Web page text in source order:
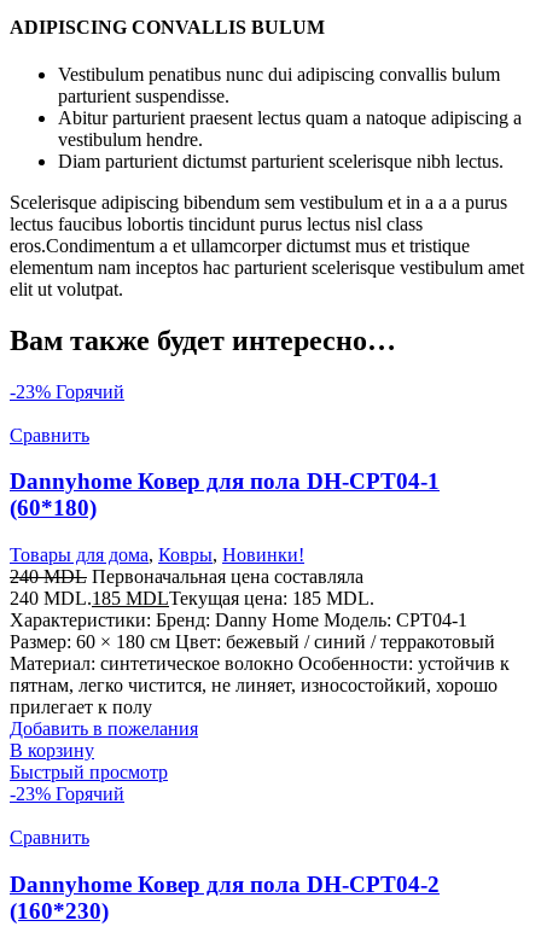
ADIPISCING CONVALLIS BULUM
Vestibulum penatibus nunc dui adipiscing convallis bulum
parturient suspendisse.
Abitur parturient praesent lectus quam a natoque adipiscing a
vestibulum hendre.
Diam parturient dictumst parturient scelerisque nibh lectus.
Scelerisque adipiscing bibendum sem vestibulum et in a a a purus
lectus faucibus lobortis tincidunt purus lectus nisl class
eros.Condimentum a et ullamcorper dictumst mus et tristique
elementum nam inceptos hac parturient scelerisque vestibulum amet
elit ut volutpat.
Вам также будет интересно…
-23% Горячий
Сравнить
Dannyhome Ковер для пола DH-CPT04-1
(60*180)
Товары для дома, Ковры, Новинки!
240MDL Первоначальная цена составляла
240 MDL.185 MDLТекущая цена: 185 MDL.
Характеристики: Бренд: Danny Home Модель: CPT04-1
Размер: 60 × 180 см Цвет: бежевый / синий / терракотовый
Материал: синтетическое волокно Особенности: устойчив к
пятнам, легко чистится, не линяет, износостойкий, хорошо
прилегает к полу
Добавить в пожелания
В корзину
Быстрый просмотр
-23% Горячий
Сравнить
Dannyhome Ковер для пола DH-CPT04-2
(160*230)